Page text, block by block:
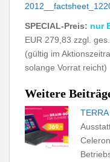
SPECIAL-Preis: nur
EUR 279,83 zzgl.
(gültig im
solange Vorrat reicht)
Weitere